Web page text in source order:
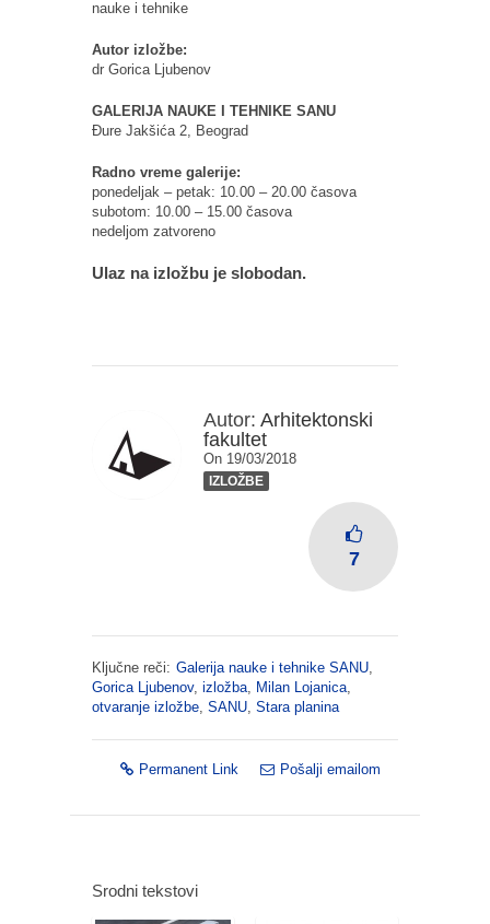
nauke i tehnike
Autor izložbe:
dr Gorica Ljubenov
GALERIJA NAUKE I TEHNIKE SANU
Đure Jakšića 2, Beograd
Radno vreme galerije:
ponedeljak – petak: 10.00 – 20.00 časova
subotom: 10.00 – 15.00 časova
nedeljom zatvoreno
Ulaz na izložbu je slobodan.
Autor: Arhitektonski
fakultet
On 19/03/2018
IZLOŽBE
7
Ključne reči: Galerija nauke i tehnike SANU,
Gorica Ljubenov, izložba, Milan Lojanica,
otvaranje izložbe, SANU, Stara planina
Permanent Link Pošalji emailom
Srodni tekstovi